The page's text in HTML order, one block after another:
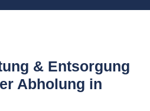
& Entsorgung
Abholung in